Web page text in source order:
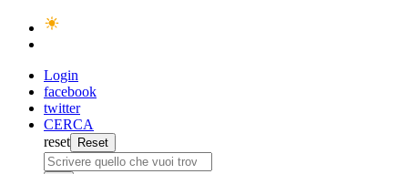
Login
facebook
twitter
CERCA
reset